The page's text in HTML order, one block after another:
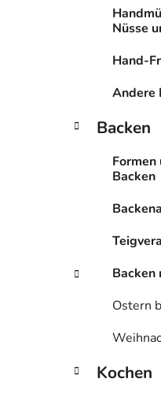
Nüsse
Hand-
Andere
Backen
Formen
Backen
Backen
Ostern
Kochen